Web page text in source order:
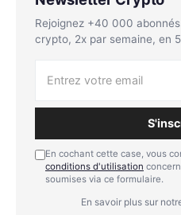
Rejoignez +40 000
crypto, 2x par semaine, en
En cochant cette case, vous
conditions d'utilisation
soumises via ce formulaire.
En savoir plus sur